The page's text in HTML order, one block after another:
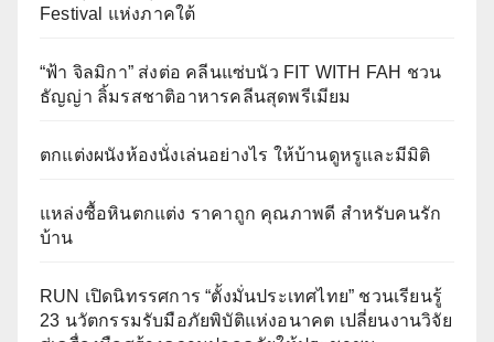
Festival แห่งภาคใต้
“ฟ้า จิลมิกา” ส่งต่อ คลีนแซ่บนัว FIT WITH FAH ชวน
ธัญญ่า ลิ้มรสชาติอาหารคลีนสุดพรีเมียม
ตกแต่งผนังห้องนั่งเล่นอย่างไร ให้บ้านดูหรูและมีมิติ
แหล่งซื้อหินตกแต่ง ราคาถูก คุณภาพดี สำหรับคนรัก
บ้าน
RUN เปิดนิทรรศการ “ตั้งมั่นประเทศไทย” ชวนเรียนรู้
23 นวัตกรรมรับมือภัยพิบัติแห่งอนาคต เปลี่ยนงานวิจัย